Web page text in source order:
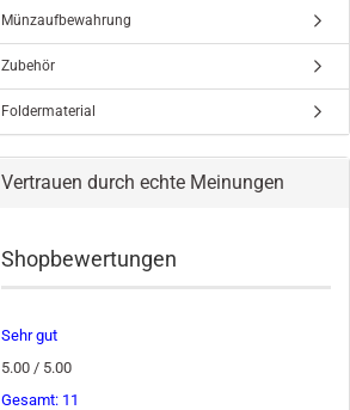
Münzaufbewahrung
Zubehör
Foldermaterial
Vertrauen durch echte Meinungen
Shopbewertungen
Sehr gut
5.00 / 5.00
Gesamt: 11